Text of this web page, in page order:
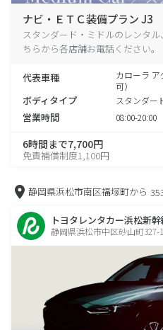
ナビ・ＥＴＣ装備プラン J3
スタンダード・ミドルのレンタ
ちらから各店舗お電話ください。
代表車種
カローラ
可）
ボディタイプ スタンダー
営業時間 08:00-20:00
6時間まで7,700円
免責補償制度1,100円
静岡県浜松市南区福塚町から
トヨタレンタカー浜松新
静岡県浜松市中区砂山町327-1